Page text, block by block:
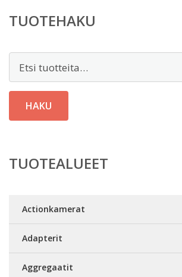
TUOTEHAKU
HAKU
TUOTEALUEET
Actionkamerat
Adapterit
Aggregaatit